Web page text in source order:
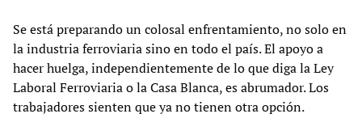
Se está preparando un colosal enfrentamiento, no solo en
la industria ferroviaria sino en todo el país. El apoyo a
hacer huelga, independientemente de lo que diga la Ley
Laboral Ferroviaria o la Casa Blanca, es abrumador. Los
trabajadores sienten que ya no tienen otra opción.